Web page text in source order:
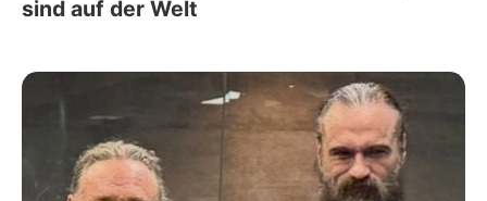
sind auf der Welt